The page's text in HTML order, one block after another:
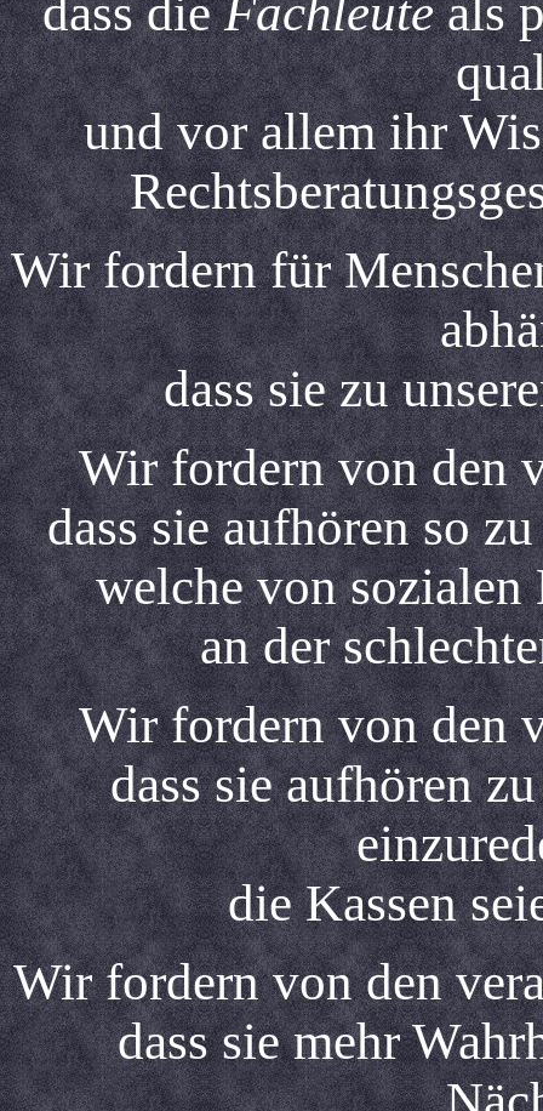
dass dieFachleuteals
und vor allem ihr
Wir fordern für
dass sie zu
Wir fordern von den
dass sie aufhören so
welche von
an der
Wir fordern von den
dass sie aufhören
die Kassen
Wir fordern von den
dass sie mehr